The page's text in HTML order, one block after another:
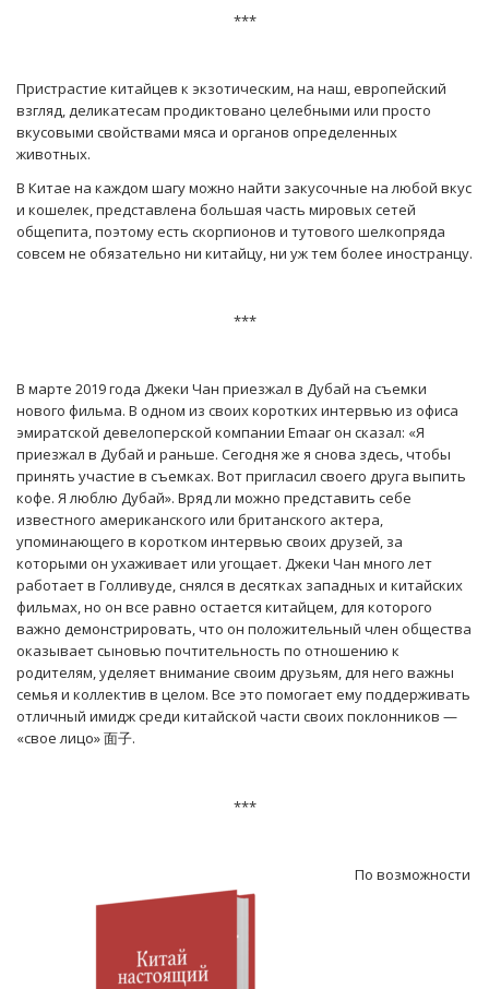
***
Пристрастие китайцев к экзотическим, на наш, европейский
взгляд, деликатесам продиктовано целебными или просто
вкусовыми свойствами мяса и органов определенных
животных.
В Китае на каждом шагу можно найти закусочные на любой вкус
и кошелек, представлена большая часть мировых сетей
общепита, поэтому есть скорпионов и тутового шелкопряда
совсем не обязательно ни китайцу, ни уж тем более иностранцу.
***
В марте 2019 года Джеки Чан приезжал в Дубай на съемки
нового фильма. В одном из своих коротких интервью из офиса
эмиратской девелоперской компании Emaar он сказал: «Я
приезжал в Дубай и раньше. Сегодня же я снова здесь, чтобы
принять участие в съемках. Вот пригласил своего друга выпить
кофе. Я люблю Дубай». Вряд ли можно представить себе
известного американского или британского актера,
упоминающего в коротком интервью своих друзей, за
которыми он ухаживает или угощает. Джеки Чан много лет
работает в Голливуде, снялся в десятках западных и китайских
фильмах, но он все равно остается китайцем, для которого
важно демонстрировать, что он положительный член общества
оказывает сыновью почтительность по отношению к
родителям, уделяет внимание своим друзьям, для него важны
семья и коллектив в целом. Все это помогает ему поддерживать
отличный имидж среди китайской части своих поклонников —
«свое лицо» 面子.
***
По возможности